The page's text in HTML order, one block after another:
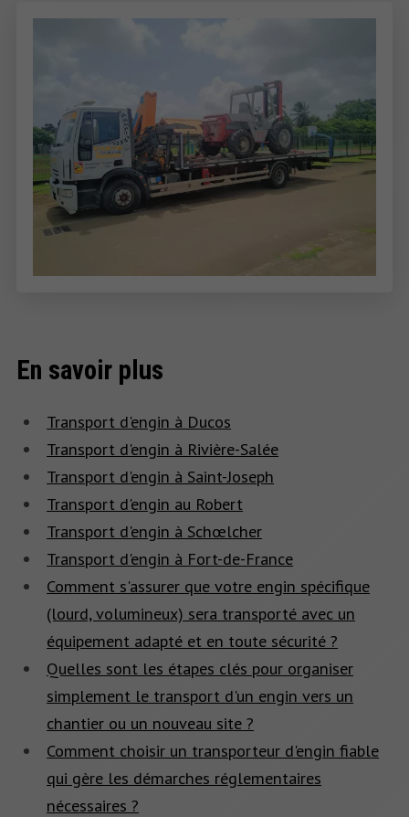
En savoir plus
Transport d'engin à Ducos
Transport d'engin à Rivière-Salée
Transport d'engin à Saint-Joseph
Transport d'engin au Robert
Transport d'engin à Schœlcher
Transport d'engin à Fort-de-France
Comment s'assurer que votre engin spécifique
(lourd, volumineux) sera transporté avec un
équipement adapté et en toute sécurité ?
Quelles sont les étapes clés pour organiser
simplement le transport d'un engin vers un
chantier ou un nouveau site ?
Comment choisir un transporteur d'engin fiable
qui gère les démarches réglementaires
nécessaires ?